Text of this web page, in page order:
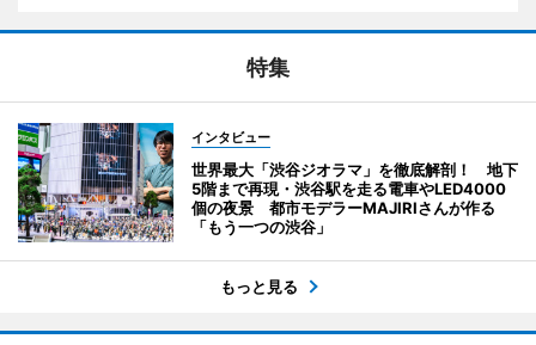
特集
インタビュー
世界最大「渋谷ジオラマ」を徹底解剖！ 地下
5階まで再現・渋谷駅を走る電車やLED4000
個の夜景 都市モデラーMAJIRIさんが作る
「もう一つの渋谷」
もっと見る